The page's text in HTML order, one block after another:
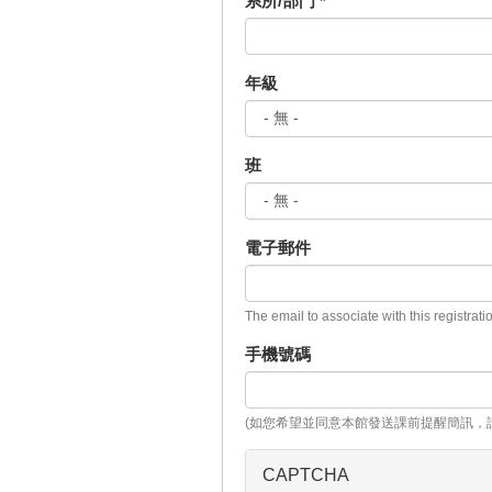
年級
班
電子郵件
The email to associate with this
手機號碼
(如您希望並同意本館發送課前提醒簡訊，
CAPTCHA